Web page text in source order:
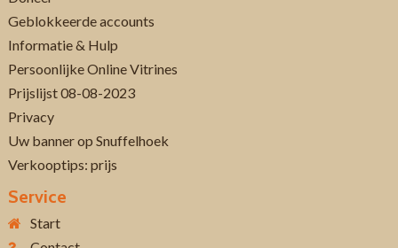
Geblokkeerde accounts
Informatie & Hulp
Persoonlijke Online Vitrines
Prijslijst 08-08-2023
Privacy
Uw banner op Snuffelhoek
Verkooptips: prijs
Service
Start